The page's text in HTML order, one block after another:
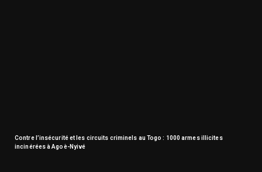
Contre l’insécurité et les circuits criminels au Togo : 1000 armes illicites
incinérées à Agoè-Nyivé